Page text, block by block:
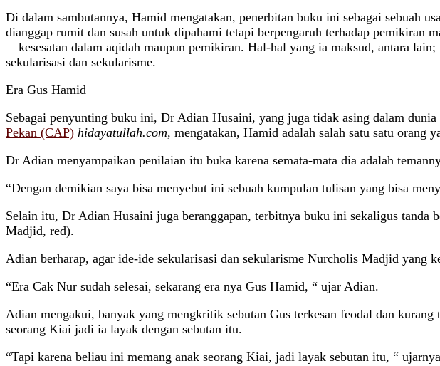
Di dalam sambutannya, Hamid mengatakan, penerbitan buku ini sebagai sebuah
dianggap rumit dan susah untuk dipahami tetapi berpengaruh terhadap pemikiran
—kesesatan dalam aqidah maupun pemikiran. Hal-hal yang ia maksud, antara
sekularisasi dan sekularisme.
Era Gus Hamid
Sebagai penyunting buku ini, Dr Adian Husaini, yang juga tidak asing dalam
Pekan (CAP) hidayatullah.com, mengatakan, Hamid adalah salah satu satu orang
Dr Adian menyampaikan penilaian itu buka karena semata-mata dia adalah
“Dengan demikian saya bisa menyebut ini sebuah kumpulan tulisan yang bisa
Selain itu, Dr Adian Husaini juga beranggapan, terbitnya buku ini sekaligus
Madjid, red).
Adian berharap, agar ide-ide sekularisasi dan sekularisme Nurcholis Madjid
“Era Cak Nur sudah selesai, sekarang era nya Gus Hamid, “ ujar Adian.
Adian mengakui, banyak yang mengkritik sebutan Gus terkesan feodal dan
seorang Kiai jadi ia layak dengan sebutan itu.
“Tapi karena beliau ini memang anak seorang Kiai, jadi layak sebutan itu, “